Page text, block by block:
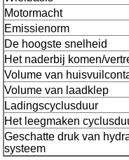
Motormacht
Emissienorm
De hoogste snelheid
Het naderbij komen/
Volume van
Volume van laadklep
Ladingscyclusduur
Het leegmaken
Geschatte druk van
systeem